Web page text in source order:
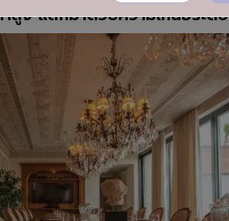
สูง แลกมาด้วยความเหนือระดับ